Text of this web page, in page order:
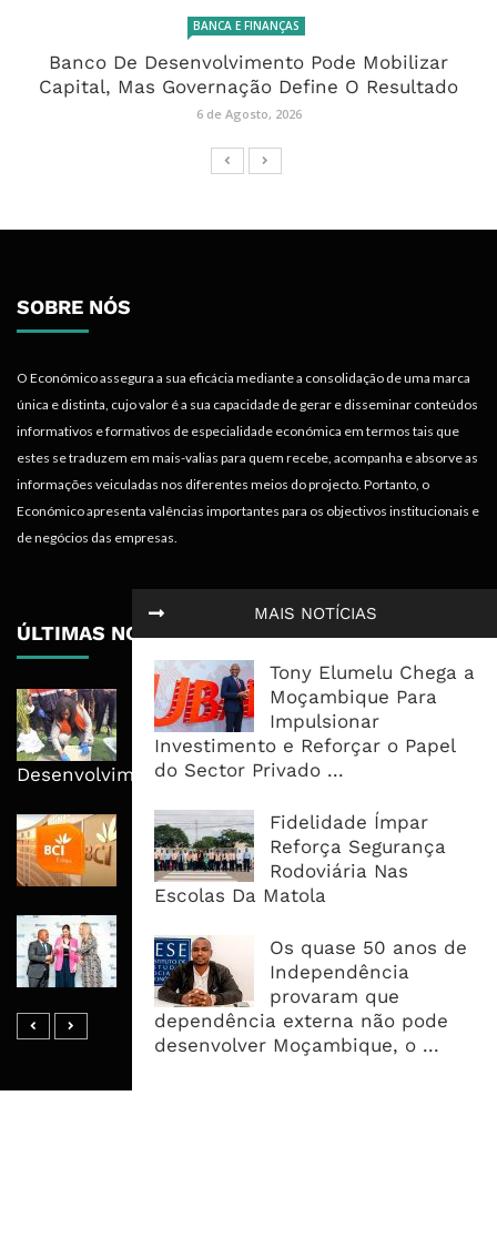
MAIS NOTÍCIAS
Tony Elumelu Chega a
Moçambique Para
Impulsionar
Investimento e Reforçar o Papel
do Sector Privado ...
Fidelidade Ímpar
Reforça Segurança
Rodoviária Nas
Escolas Da Matola
Os quase 50 anos de
Independência
provaram que
dependência externa não pode
desenvolver Moçambique, o ...
BANCA E FINANÇAS
Banco De Desenvolvimento Pode Mobilizar
Capital, Mas Governação Define O Resultado
6 de Agosto, 2026
SOBRE NÓS
O Económico assegura a sua eficácia mediante a consolidação de uma marca
única e distinta, cujo valor é a sua capacidade de gerar e disseminar conteúdos
informativos e formativos de especialidade económica em termos tais que
estes se traduzem em mais-valias para quem recebe, acompanha e absorve as
informações veiculadas nos diferentes meios do projecto. Portanto, o
Económico apresenta valências importantes para os objectivos institucionais e
de negócios das empresas.
ÚLTIMAS NOTÍCIAS
MPDC Investe 67 Milhões de
Meticais em Pessene e Reitera
Educação no Centro do
Desenvolvimento
BCI Lucra 3,34 Mil Milhões De
Meticais, Mas Crédito A Clientes
Recua 5,5%
Libras Para Criar Novas Soluções De
Financiamento Às PME